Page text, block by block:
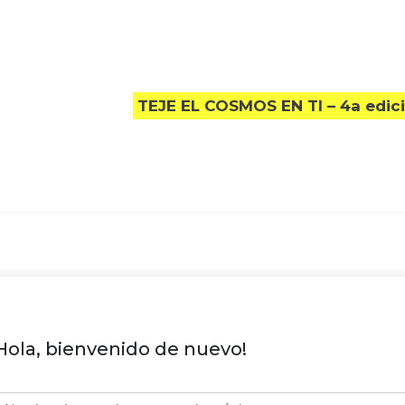
TEJE EL COSMOS EN TI – 4a
bienvenido de nuevo!